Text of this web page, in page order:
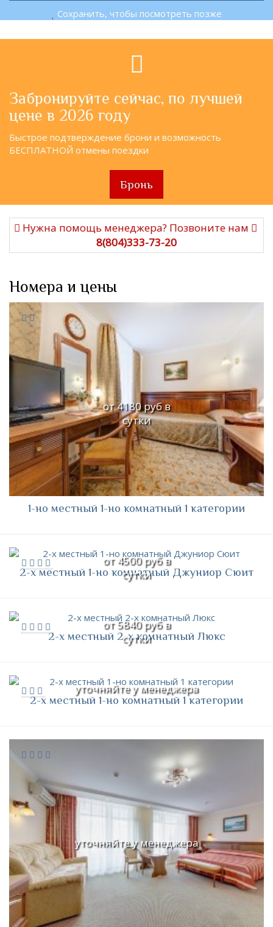
Сохранить, чтобы посмотреть позже
Забронируйте сейчас, по лучшей
цене в 2026 году
Быстрое подтверждение брони и возможность
БЕСПЛАТНОЙ отмены поездки
Бронь
Нужна помощь менеджера? Позвоните нам
8(804)333-73-20
Номера и цены
от 4180 руб в
сутки
1-но местный 1-но комнатный 1 категории
от 4500 руб в
сутки
2-х местный 1-но комнатный Джуниор Сюит
от 5840 руб в
сутки
2-х местный 2-х комнатный Люкс
уточняйте у менеджера
2-х местный 1-но комнатный 1 категории
уточняйте у менеджера